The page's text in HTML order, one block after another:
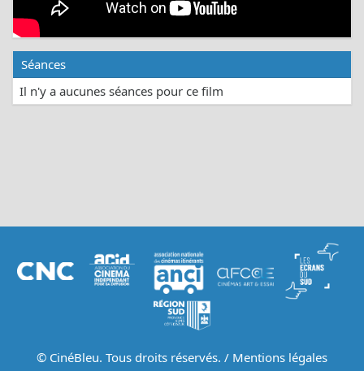
Séances
Il n'y a aucunes séances pour ce film
© CinéBleu. Tous droits réservés. / Mentions légales